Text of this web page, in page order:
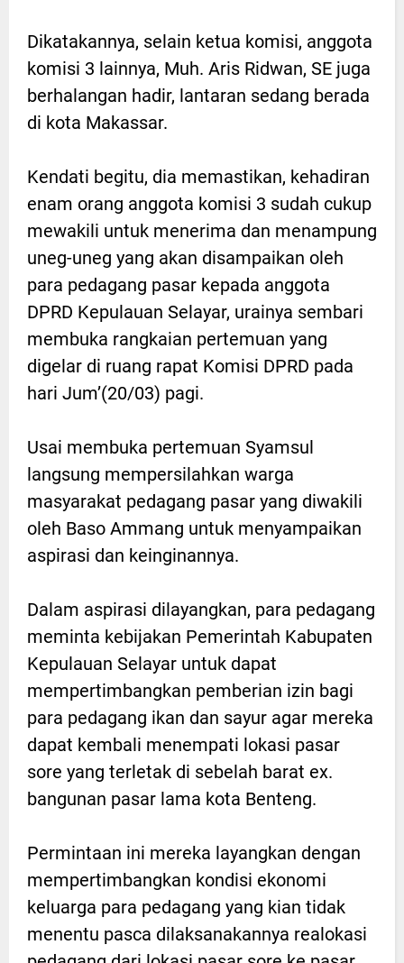
Dikatakannya, selain ketua komisi, anggota
komisi 3 lainnya, Muh. Aris Ridwan, SE juga
berhalangan hadir, lantaran sedang berada
di kota Makassar.
Kendati begitu, dia memastikan, kehadiran
enam orang anggota komisi 3 sudah cukup
mewakili untuk menerima dan menampung
uneg-uneg yang akan disampaikan oleh
para pedagang pasar kepada anggota
DPRD Kepulauan Selayar, urainya sembari
membuka rangkaian pertemuan yang
digelar di ruang rapat Komisi DPRD pada
hari Jum’(20/03) pagi.
Usai membuka pertemuan Syamsul
langsung mempersilahkan warga
masyarakat pedagang pasar yang diwakili
oleh Baso Ammang untuk menyampaikan
aspirasi dan keinginannya.
Dalam aspirasi dilayangkan, para pedagang
meminta kebijakan Pemerintah Kabupaten
Kepulauan Selayar untuk dapat
mempertimbangkan pemberian izin bagi
para pedagang ikan dan sayur agar mereka
dapat kembali menempati lokasi pasar
sore yang terletak di sebelah barat ex.
bangunan pasar lama kota Benteng.
Permintaan ini mereka layangkan dengan
mempertimbangkan kondisi ekonomi
keluarga para pedagang yang kian tidak
menentu pasca dilaksanakannya realokasi